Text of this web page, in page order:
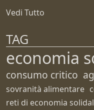
Vedi Tutto
TAG
economia
consumo critico
sovranità alimentare
reti di economia